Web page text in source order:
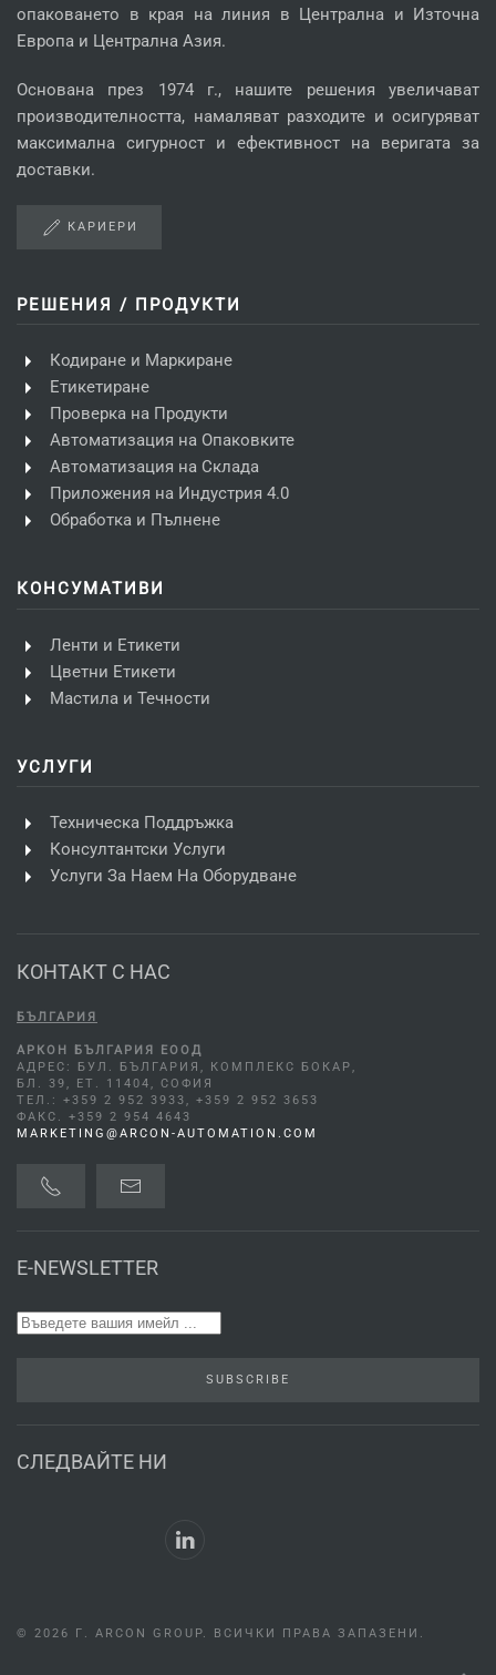
опаковането в края на линия в Централна и Източна
Европа и Централна Азия.
Основана през 1974 г., нашите решения увеличават
производителността, намаляват разходите и осигуряват
максимална сигурност и ефективност на веригата за
доставки.
КАРИЕРИ
РЕШЕНИЯ / ПРОДУКТИ
Кодиране и Маркиране
Етикетиране
Проверка на Продукти
Автоматизация на Опаковките
Автоматизация на Склада
Приложения на Индустрия 4.0
Обработка и Пълнене
КОНСУМАТИВИ
Ленти и Етикети
Цветни Етикети
Мастила и Течности
УСЛУГИ
Техническа Поддръжка
Консултантски Услуги
Услуги За Наем На Оборудване
КОНТАКТ С НАС
БЪЛГАРИЯ
АРКОН БЪЛГАРИЯ ЕООД
АДРЕС: БУЛ. БЪЛГАРИЯ, КОМПЛЕКС БОКАР,
БЛ. 39, ЕТ. 11404, СОФИЯ
ТЕЛ.: +359 2 952 3933, +359 2 952 3653
ФАКС. +359 2 954 4643
MARKETING@ARCON-AUTOMATION.COM
E-NEWSLETTER
SUBSCRIBE
СЛЕДВАЙТЕ НИ
© 2026 Г. ARCON GROUP. ВСИЧКИ ПРАВА ЗАПАЗЕНИ.